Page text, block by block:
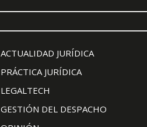
ACTUALIDAD JURÍDICA
PRÁCTICA JURÍDICA
LEGALTECH
GESTIÓN DEL DESPACHO